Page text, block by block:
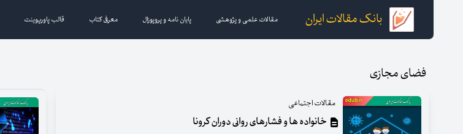
بانک مقالات ایران مقالات علمی و پژوهشی پایان نامه و پروپوزال معرفی کتاب قالب پاورپوینت
فضای مجازی
مقالات اجتماعی
خانواده ها و فشارهای روانی دوران کرونا